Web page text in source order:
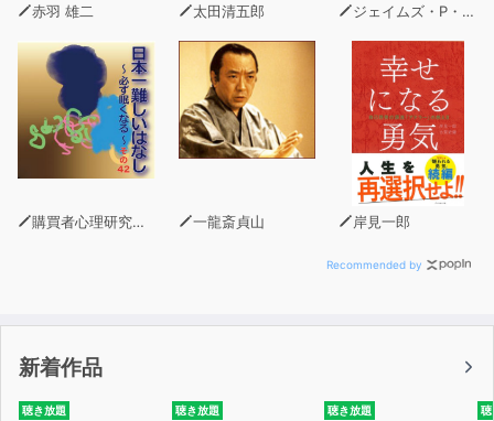
赤羽 雄二 太田清五郎 ジェイムズ・P・ホーガン
購買者心理研究所 株式会社モデンナ 顧問 青木幹和 一龍斎貞山 岸見一郎
Recommended by
新着作品
聴き放題 聴き放題 聴き放題 聴